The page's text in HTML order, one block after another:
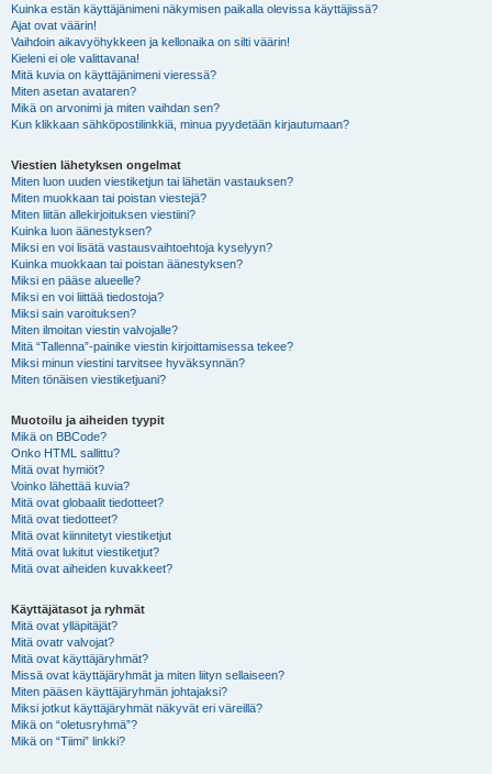
Kuinka estän käyttäjänimeni näkymisen paikalla olevissa käyttäjissä?
Ajat ovat väärin!
Vaihdoin aikavyöhykkeen ja kellonaika on silti väärin!
Kieleni ei ole valittavana!
Mitä kuvia on käyttäjänimeni vieressä?
Miten asetan avataren?
Mikä on arvonimi ja miten vaihdan sen?
Kun klikkaan sähköpostilinkkiä, minua pyydetään kirjautumaan?
Viestien lähetyksen ongelmat
Miten luon uuden viestiketjun tai lähetän vastauksen?
Miten muokkaan tai poistan viestejä?
Miten liitän allekirjoituksen viestiini?
Kuinka luon äänestyksen?
Miksi en voi lisätä vastausvaihtoehtoja kyselyyn?
Kuinka muokkaan tai poistan äänestyksen?
Miksi en pääse alueelle?
Miksi en voi liittää tiedostoja?
Miksi sain varoituksen?
Miten ilmoitan viestin valvojalle?
Mitä “Tallenna”-painike viestin kirjoittamisessa tekee?
Miksi minun viestini tarvitsee hyväksynnän?
Miten tönäisen viestiketjuani?
Muotoilu ja aiheiden tyypit
Mikä on BBCode?
Onko HTML sallittu?
Mitä ovat hymiöt?
Voinko lähettää kuvia?
Mitä ovat globaalit tiedotteet?
Mitä ovat tiedotteet?
Mitä ovat kiinnitetyt viestiketjut
Mitä ovat lukitut viestiketjut?
Mitä ovat aiheiden kuvakkeet?
Käyttäjätasot ja ryhmät
Mitä ovat ylläpitäjät?
Mitä ovatr valvojat?
Mitä ovat käyttäjäryhmät?
Missä ovat käyttäjäryhmät ja miten liityn sellaiseen?
Miten pääsen käyttäjäryhmän johtajaksi?
Miksi jotkut käyttäjäryhmät näkyvät eri väreillä?
Mikä on “oletusryhmä”?
Mikä on “Tiimi” linkki?